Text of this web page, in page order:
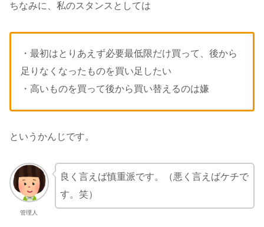
ちなみに、私のスタンスとしては
・最初はとりあえず必要最低限だけ買って、後から
足りなくなったものを買い足したい
・高いものを買って後から買い替えるのは嫌
というかんじです。
管理人
良く言えば慎重派です。（悪く言えばケチで
す。笑）